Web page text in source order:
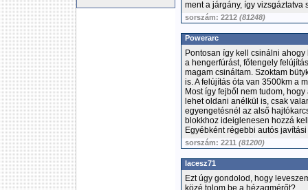
ment a járgány, így vizsgáztatva
sorszám: 2212 (81248)
Powerarc
Pontosan így kell csinálni
a hengerfúrást, főtengely
magam csináltam. Szoktam
is. A felújítás óta van 3500km a
Most így fejből nem tudom,
lehet oldani anélkül is, csak
egyengetésnél az alső
blokkhoz ideiglenesen hozzá
Egyébként régebbi autós
sorszám: 2211 (81200)
lacesz71
Ezt úgy gondolod, hogy
közé tolom be a hézagmérőt?